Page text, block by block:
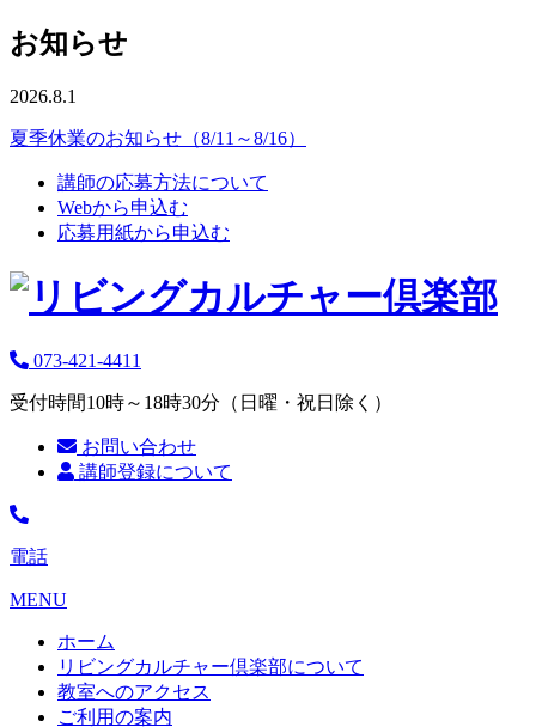
お知らせ
2026.8.1
夏季休業のお知らせ（8/11～8/16）
講師の応募方法について
Webから申込む
応募用紙から申込む
073-421-4411
受付時間10時～18時30分（日曜・祝日除く）
お問い合わせ
講師登録について
電話
MENU
ホーム
リビングカルチャー倶楽部について
教室へのアクセス
ご利用の案内